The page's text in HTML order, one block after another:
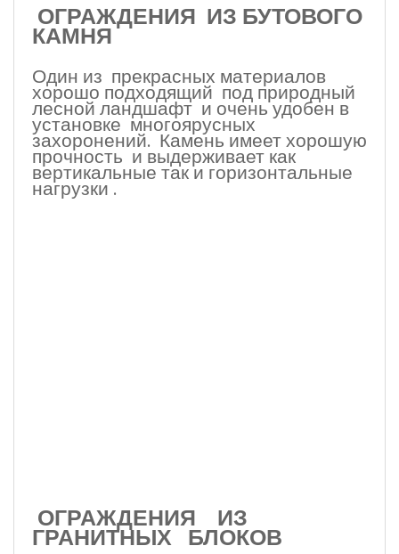
ОГРАЖДЕНИЯ ИЗ БУТОВОГО
КАМНЯ
Один из прекрасных материалов
хорошо подходящий под природный
лесной ландшафт и очень удобен в
установке многоярусных
захоронений. Камень имеет хорошую
прочность и выдерживает как
вертикальные так и горизонтальные
нагрузки .
ОГРАЖДЕНИЯ ИЗ
ГРАНИТНЫХ БЛОКОВ